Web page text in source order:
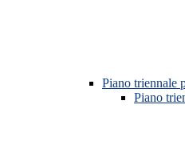
Piano triennale
Piano